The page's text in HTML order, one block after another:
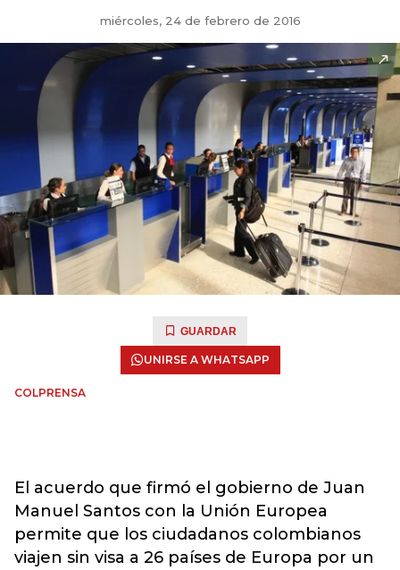
miércoles, 24 de febrero de 2016
GUARDAR
UNIRSE A WHATSAPP
COLPRENSA
El acuerdo que firmó el gobierno de Juan
Manuel Santos con la Unión Europea
permite que los ciudadanos colombianos
viajen sin visa a 26 países de Europa por un